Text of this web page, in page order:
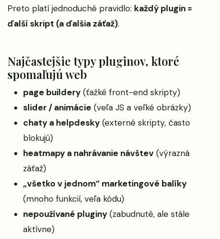
Preto platí jednoduché pravidlo: každý plugin =
ďalší skript (a ďalšia záťaž).
Najčastejšie typy pluginov, ktoré
spomaľujú web
page buildery (ťažké front-end skripty)
slider / animácie (veľa JS a veľké obrázky)
chaty a helpdesky (externé skripty, často
blokujú)
heatmapy a nahrávanie návštev (výrazná
záťaž)
„všetko v jednom“ marketingové balíky
(mnoho funkcií, veľa kódu)
nepoužívané pluginy (zabudnuté, ale stále
aktívne)